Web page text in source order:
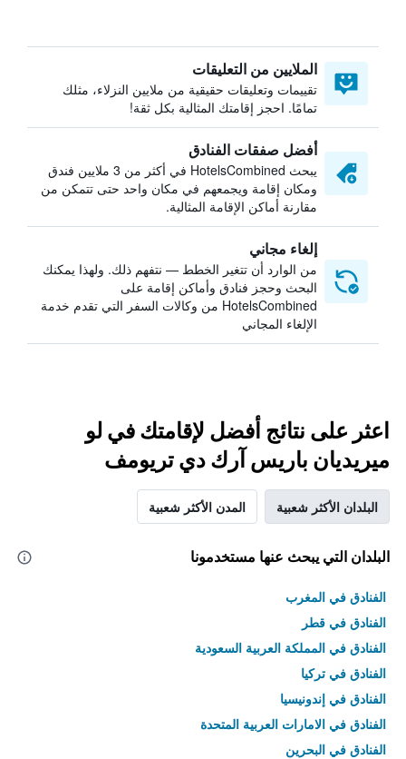
الملايين من التعليقات
تقييمات وتعليقات حقيقية من ملايين النزلاء، مثلك
تمامًا. احجز إقامتك المثالية بكل ثقة!
أفضل صفقات الفنادق
يبحث HotelsCombined في أكثر من 3 ملايين فندق
ومكان إقامة ويجمعهم في مكان واحد حتى تتمكن من
مقارنة أماكن الإقامة المثالية.
إلغاء مجاني
من الوارد أن تتغير الخطط — نتفهم ذلك. ولهذا يمكنك
البحث وحجز فنادق وأماكن إقامة على
HotelsCombined من وكالات السفر التي تقدم خدمة
الإلغاء المجاني
اعثر على نتائج أفضل لإقامتك في لو
ميريديان باريس آرك دي تريومف
البلدان الأكثر شعبية المدن الأكثر شعبية
البلدان التي يبحث عنها مستخدمونا
الفنادق في المغرب
الفنادق في قطر
الفنادق في المملكة العربية السعودية
الفنادق في تركيا
الفنادق في إندونيسيا
الفنادق في الامارات العربية المتحدة
الفنادق في البحرين